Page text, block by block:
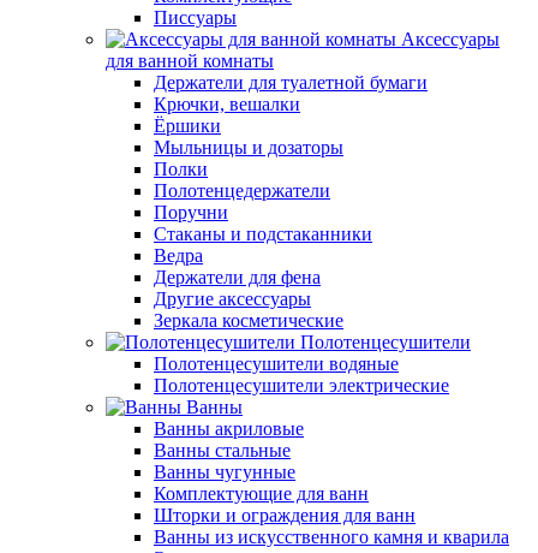
Писсуары
Аксессуары
для ванной комнаты
Держатели для туалетной бумаги
Крючки, вешалки
Ёршики
Мыльницы и дозаторы
Полки
Полотенцедержатели
Поручни
Стаканы и подстаканники
Ведра
Держатели для фена
Другие аксессуары
Зеркала косметические
Полотенцесушители
Полотенцесушители водяные
Полотенцесушители электрические
Ванны
Ванны акриловые
Ванны стальные
Ванны чугунные
Комплектующие для ванн
Шторки и ограждения для ванн
Ванны из искусственного камня и кварила